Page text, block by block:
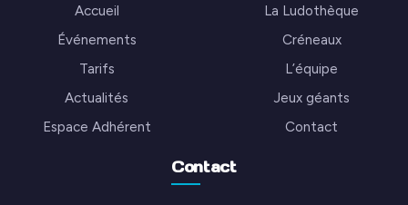
Accueil
La Ludothèque
Événements
Créneaux
Tarifs
L’équipe
Actualités
Jeux géants
Espace Adhérent
Contact
Contact